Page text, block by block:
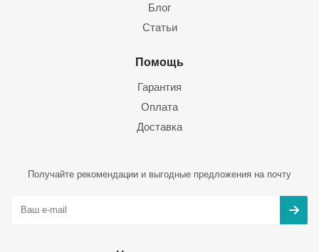
Блог
Статьи
Помощь
Гарантия
Оплата
Доставка
Получайте рекомендации и выгодные предложения на почту